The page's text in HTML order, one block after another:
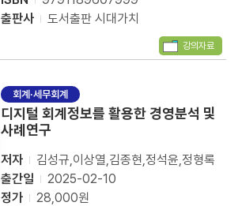
출판사
도서출판 시대가치
강의자료
회계·세무회계
디지털 회계정보를 활용한 경영분석 및
사례연구
저자
김성규,이상열,김종현,정석윤,정형록
출간일
2025-02-10
정가
28,000원